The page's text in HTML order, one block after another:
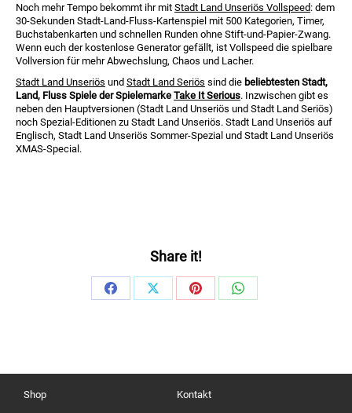
Noch mehr Tempo bekommt ihr mit Stadt Land Unseriös Vollspeed: dem
30-Sekunden Stadt-Land-Fluss-Kartenspiel mit 500 Kategorien, Timer,
Buchstabenkarten und schnellen Runden ohne Stift-und-Papier-Zwang.
Wenn euch der kostenlose Generator gefällt, ist Vollspeed die spielbare
Vollversion für mehr Abwechslung, Chaos und Lacher.
Stadt Land Unseriös und Stadt Land Seriös sind die beliebtesten Stadt,
Land, Fluss Spiele der Spielemarke Take It Serious. Inzwischen gibt es
neben den Hauptversionen (Stadt Land Unseriös und Stadt Land Seriös)
noch Spezial-Editionen zu Stadt Land Unseriös. Stadt Land Unseriös auf
Englisch, Stadt Land Unseriös Sommer-Spezial und Stadt Land Unseriös
XMAS-Special.
Share it!
Share
Share
Share
Share
Shop Kontakt